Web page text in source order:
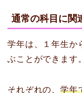
通常の科目に関
学年は、１年生か
ぶことができます。
それぞれの、学年